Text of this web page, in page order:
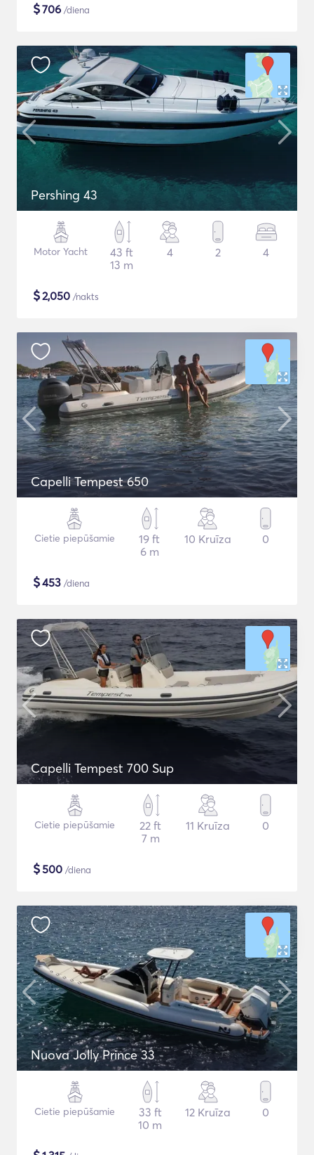
$706 /diena
Pershing 43
Motor Yacht
43 ft
13 m
4 2 4
$2,050 /nakts
Capelli Tempest 650
Cietie piepūšamie
19 ft
6 m
10 Kruīza 0
$453 /diena
Capelli Tempest 700 Sup
Cietie piepūšamie
22 ft
7 m
11 Kruīza 0
$500 /diena
Nuova Jolly Prince 33
Cietie piepūšamie
33 ft
10 m
12 Kruīza 0